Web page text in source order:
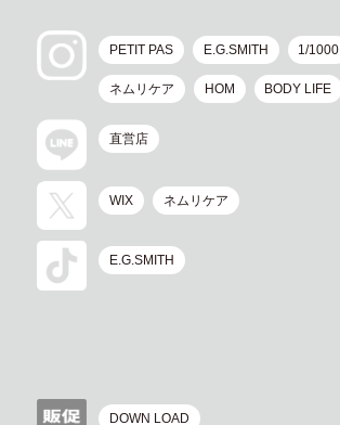
PETIT PAS E.G.SMITH 1/1000
ネムリケア HOM BODY LIFE
直営店
WIX ネムリケア
E.G.SMITH
DOWN LOAD